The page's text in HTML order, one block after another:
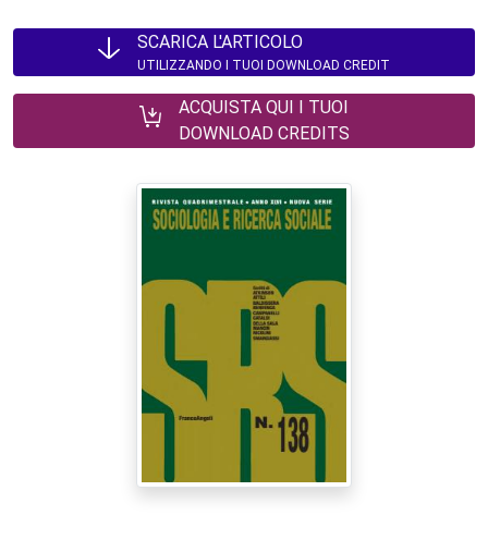
SCARICA L'ARTICOLO
UTILIZZANDO I TUOI DOWNLOAD CREDIT
ACQUISTA QUI I TUOI
DOWNLOAD CREDITS